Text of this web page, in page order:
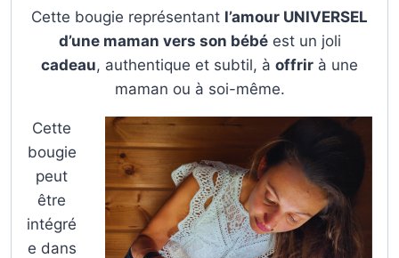
Cette bougie représentant l’amour UNIVERSEL
d’une maman vers son bébéest un joli
cadeau, authentique et subtil, à offrir à une
maman ou à soi-même.
Cette
bougie
peut
être
intégré
e dans